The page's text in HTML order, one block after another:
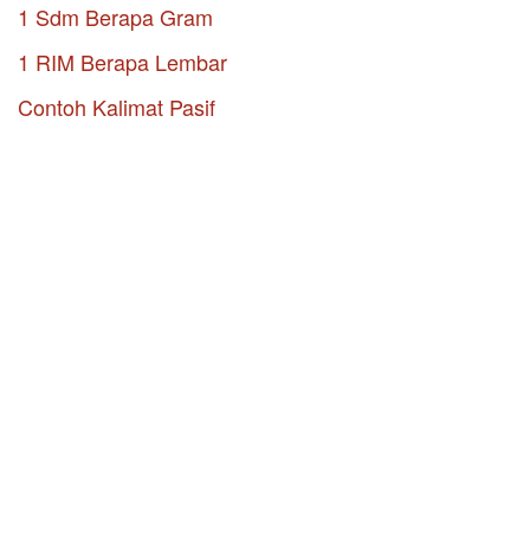
1 Sdm Berapa Gram
1 RIM Berapa Lembar
Contoh Kalimat Pasif